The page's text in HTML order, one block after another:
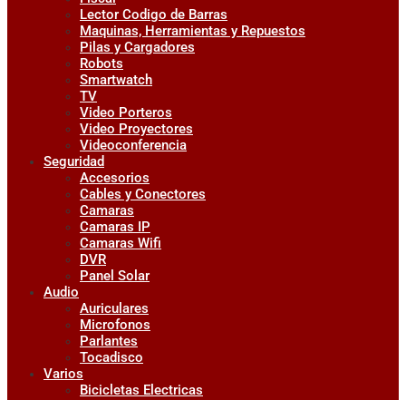
Lector Codigo de Barras
Maquinas, Herramientas y Repuestos
Pilas y Cargadores
Robots
Smartwatch
TV
Video Porteros
Video Proyectores
Videoconferencia
Seguridad
Accesorios
Cables y Conectores
Camaras
Camaras IP
Camaras Wifi
DVR
Panel Solar
Audio
Auriculares
Microfonos
Parlantes
Tocadisco
Varios
Bicicletas Electricas